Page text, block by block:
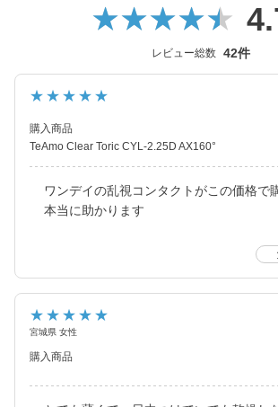
レビュー総数 42件
★★★★★
購入商品
TeAmo Clear Toric CYL-2.25D AX160°
ワンデイの乱視コンタクトがこの価格で
本当に助かります
★★★★★
宮城県 女性
購入商品